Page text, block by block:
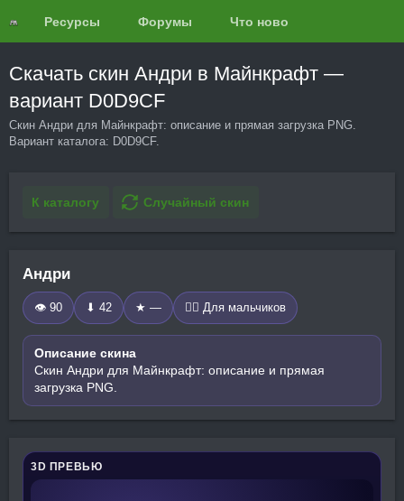
Ресурсы Форумы Что нового?
Скачать скин Андри в Майнкрафт —
вариант D0D9CF
Скин Андри для Майнкрафт: описание и прямая загрузка PNG.
Вариант каталога: D0D9CF.
К каталогу Случайный скин
Андри
👁 90 ⬇ 42 ★ — 🧍‍♂️ Для мальчиков
Описание скина
Скин Андри для Майнкрафт: описание и прямая
загрузка PNG.
3D ПРЕВЬЮ